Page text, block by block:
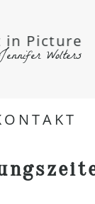
in Picture
Wolters